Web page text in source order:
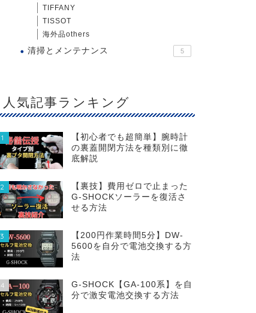
TIFFANY
TISSOT
海外品others
清掃とメンテナンス 5
人気記事ランキング
1
【初心者でも超簡単】腕時計
の裏蓋開閉方法を種類別に徹
底解説
2
【裏技】費用ゼロで止まった
G-SHOCKソーラーを復活さ
せる方法
3
【200円作業時間5分】DW‐
5600を自分で電池交換する方
法
4
G-SHOCK【GA-100系】を自
分で激安電池交換する方法